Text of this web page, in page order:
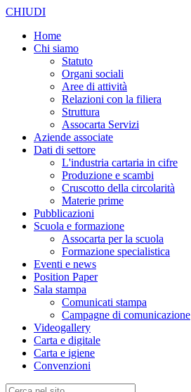
CHIUDI
Home
Chi siamo
Statuto
Organi sociali
Aree di attività
Relazioni con la filiera
Struttura
Assocarta Servizi
Aziende associate
Dati di settore
L'industria cartaria in cifre
Produzione e scambi
Cruscotto della circolarità
Materie prime
Pubblicazioni
Scuola e formazione
Assocarta per la scuola
Formazione specialistica
Eventi e news
Position Paper
Sala stampa
Comunicati stampa
Campagne di comunicazione
Videogallery
Carta e digitale
Carta e igiene
Convenzioni